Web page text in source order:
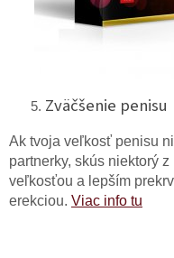
Zväčšenie penisu
Ak tvoja veľkosť penisu
partnerky, skús niektorý
veľkosťou a lepším
erekciou. Viac info tu